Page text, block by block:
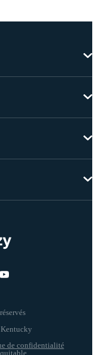
de confidentialité